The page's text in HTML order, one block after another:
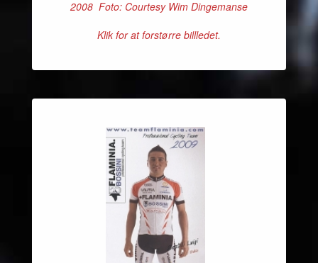
2008 Foto: Courtesy Wim Dingemanse
Klik for at forstørre billledet.